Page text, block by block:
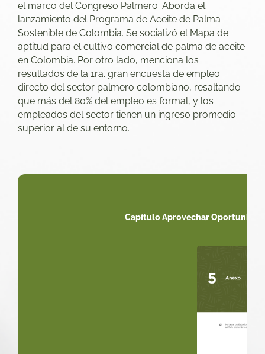
el marco del Congreso Palmero. Aborda el
lanzamiento del Programa de Aceite de Palma
Sostenible de Colombia. Se socializó el Mapa de
aptitud para el cultivo comercial de palma de aceite
en Colombia. Por otro lado, menciona los
resultados de la 1ra. gran encuesta de empleo
directo del sector palmero colombiano, resaltando
que más del 80% del empleo es formal, y los
empleados del sector tienen un ingreso promedio
superior al de su entorno.
Capítulo Aprovechar